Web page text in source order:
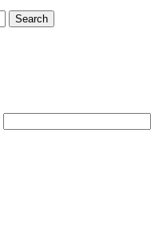
Search